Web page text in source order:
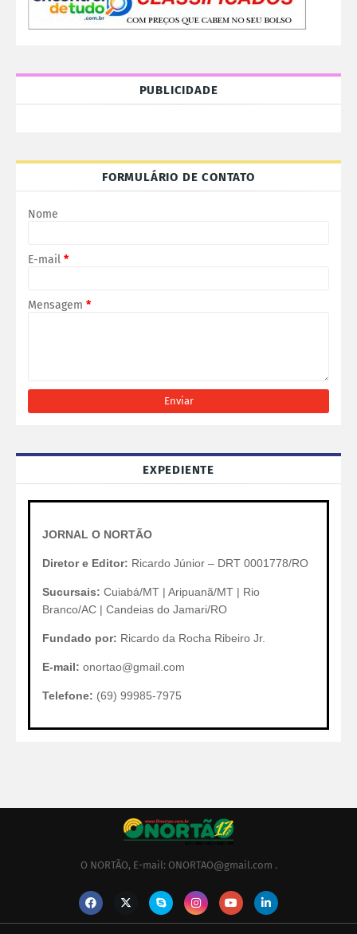
PUBLICIDADE
FORMULÁRIO DE CONTATO
Nome
E-mail *
Mensagem *
EXPEDIENTE
JORNAL O NORTÃO
Diretor e Editor: Ricardo Júnior – DRT 0001778/RO
Sucursais: Cuiabá/MT | Aripuanã/MT | Rio
Branco/AC | Candeias do Jamari/RO
Fundado por: Ricardo da Rocha Ribeiro Jr.
E-mail: onortao@gmail.com
Telefone: (69) 99985-7975
O NORTÃO, E-mail: ONORTAO@gmail.com .